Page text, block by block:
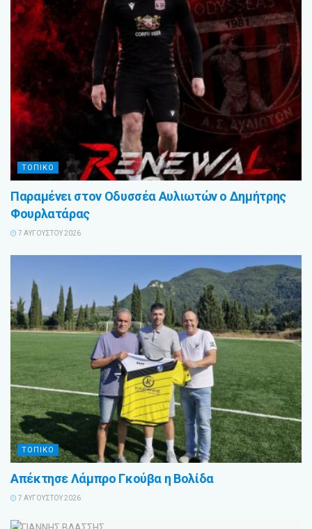
ΤΟΠΙΚΟ
Παραμένει στον Οδυσσέα Αυλιωτών ο Δημήτρης
Φουρλατάρας
7 ΑΥΓΟΎΣΤΟΥ 2026
ΤΟΠΙΚΟ
Απέκτησε Λάμπρο Γκούβα η Βολίδα
7 ΑΥΓΟΎΣΤΟΥ 2026